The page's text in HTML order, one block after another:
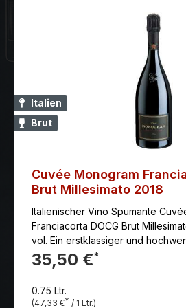
wurden mit zahlreichen
Crémant-Weine haben eine
einen milderen Geschmack als
ähnliche Aromen von Brioche,
Früchten. Cremant ist in der
Champagner und wird oft als
preiswerte Alternative zu
Cremant eignet sich
passt gut zu leichten Vorspeisen,
Geflügelgerichten sowie
Italien
Brut
Cuvée Monogram
Brut Millesimato 2018
Italienischer Vino Spumante
Franciacorta DOCG Brut
vol. Ein erstklassiger und
nach der traditionellen Methode,
Methode Champenoise bekannt
35,50 €*
0.75 Ltr.
(47,33 €* / 1 Ltr.)